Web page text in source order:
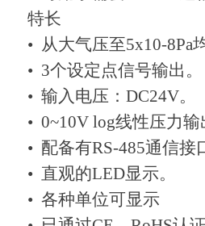
特长
• 从大气压至5x10-8Pa
• 3个设定点信号输出。
• 输入电压：DC24V。
• 0~10V log线性压力输
• 配备有RS-485通信接
• 直观的LED显示。
• 各种单位可显示